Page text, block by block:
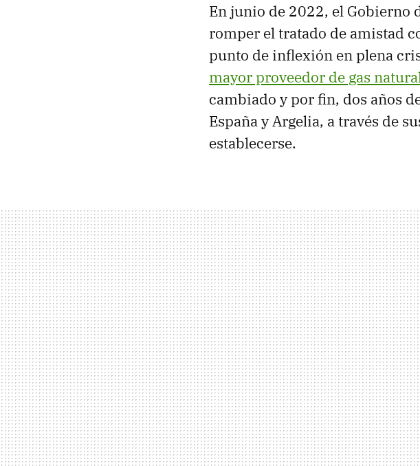
En junio de 2022, el Gobierno
romper el tratado de amistad
punto de inflexión en plena
mayor proveedor de gas
cambiado y por fin, dos años
España y Argelia, a través de
establecerse.